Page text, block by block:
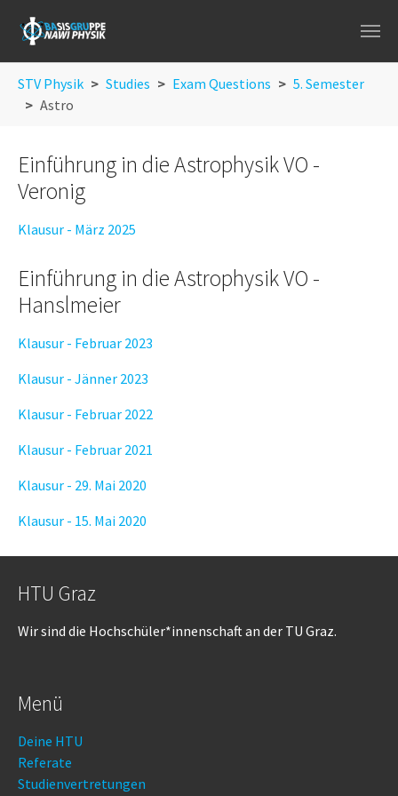
STV Physik Studies Exam Questions
5. Semester
Astro
Einführung in die Astrophysik VO -
Veronig
Klausur - März 2025
Einführung in die Astrophysik VO -
Hanslmeier
Klausur - Februar 2023
Klausur - Jänner 2023
Klausur - Februar 2022
Klausur - Februar 2021
Klausur - 29. Mai 2020
Klausur - 15. Mai 2020
HTU Graz
Wir sind die Hochschüler*innenschaft an der TU Graz.
Menü
Deine HTU
Referate
Studienvertretungen